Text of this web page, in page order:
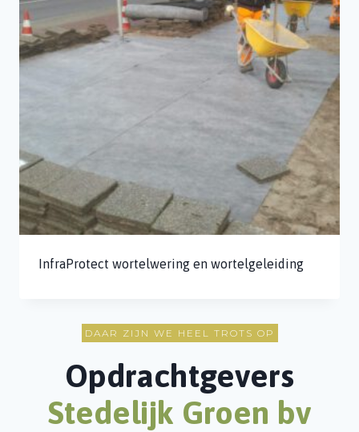
InfraProtect wortelwering en wortelgeleiding
DAAR ZIJN WE HEEL TROTS OP
Opdrachtgevers
Stedelijk Groen bv